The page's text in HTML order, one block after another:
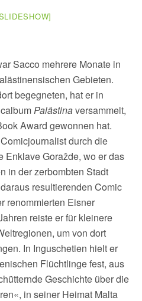
Sacco mehrere Monate in
Gebieten.
begegneten, hat er in
Palästinaversammelt,
Award gewonnen hat.
durch die
Enklave Goražde, wo er das
in der zerbombten Stadt
resultierenden Comic
renommierten Eisner
reiste er für kleinere
um von dort
In Inguschetien hielt er
Flüchtlinge fest, aus
Geschichte über die
in seiner Heimat Malta